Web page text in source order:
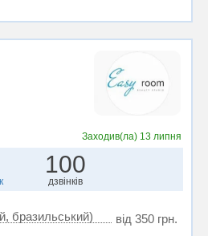
Заходив(ла) 13 липня
100
дзвінків
бразильський) від 350 грн.